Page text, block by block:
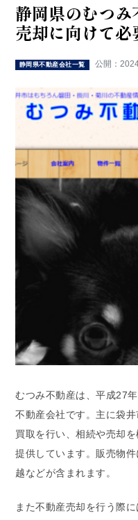
静岡県のむつ
売却に向けて必
静岡県不動産会社一覧 公開：
むつみ不動産は、平成27
不動産会社です。主に袋
買取を行い、相続や売却
提供しています。販売物
越などが含まれます。
また不動産売却を行う際